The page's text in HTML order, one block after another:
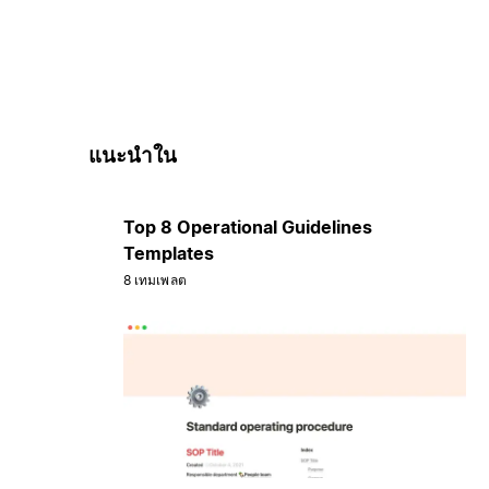
แนะนำใน
Top 8 Operational Guidelines
Templates
8 เทมเพลต